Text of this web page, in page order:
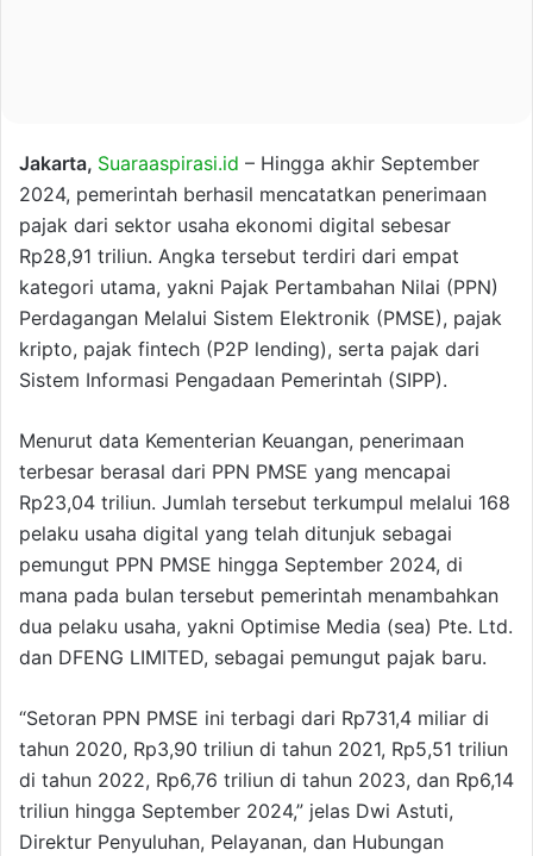
Jakarta, Suaraaspirasi.id – Hingga akhir September
2024, pemerintah berhasil mencatatkan penerimaan
pajak dari sektor usaha ekonomi digital sebesar
Rp28,91 triliun. Angka tersebut terdiri dari empat
kategori utama, yakni Pajak Pertambahan Nilai (PPN)
Perdagangan Melalui Sistem Elektronik (PMSE), pajak
kripto, pajak fintech (P2P lending), serta pajak dari
Sistem Informasi Pengadaan Pemerintah (SIPP).
Menurut data Kementerian Keuangan, penerimaan
terbesar berasal dari PPN PMSE yang mencapai
Rp23,04 triliun. Jumlah tersebut terkumpul melalui 168
pelaku usaha digital yang telah ditunjuk sebagai
pemungut PPN PMSE hingga September 2024, di
mana pada bulan tersebut pemerintah menambahkan
dua pelaku usaha, yakni Optimise Media (sea) Pte. Ltd.
dan DFENG LIMITED, sebagai pemungut pajak baru.
“Setoran PPN PMSE ini terbagi dari Rp731,4 miliar di
tahun 2020, Rp3,90 triliun di tahun 2021, Rp5,51 triliun
di tahun 2022, Rp6,76 triliun di tahun 2023, dan Rp6,14
triliun hingga September 2024,” jelas Dwi Astuti,
Direktur Penyuluhan, Pelayanan, dan Hubungan